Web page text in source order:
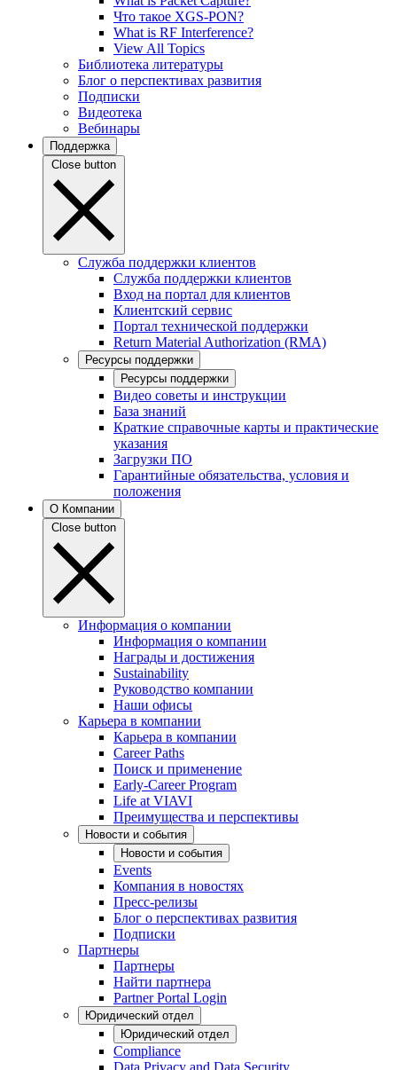
Что такое XGS-PON?
What is RF Interference?
View All Topics
Библиотека литературы
Блог о перспективах развития
Подписки
Видеотека
Вебинары
Поддержка
Close button
Служба поддержки клиентов
Служба поддержки клиентов
Вход на портал для клиентов
Клиентский сервис
Портал технической поддержки
Return Material Authorization (RMA)
Ресурсы поддержки
Ресурсы поддержки
Видео советы и инструкции
База знаний
Краткие справочные карты и практические
указания
Загрузки ПО
Гарантийные обязательства, условия и
положения
О Компании
Close button
Информация о компании
Информация о компании
Награды и достижения
Sustainability
Руководство компании
Наши офисы
Карьера в компании
Карьера в компании
Career Paths
Поиск и применение
Early-Career Program
Life at VIAVI
Преимущества и перспективы
Новости и события
Новости и события
Events
Компания в новостях
Пресс-релизы
Блог о перспективах развития
Подписки
Партнеры
Партнеры
Найти партнера
Partner Portal Login
Юридический отдел
Юридический отдел
Compliance